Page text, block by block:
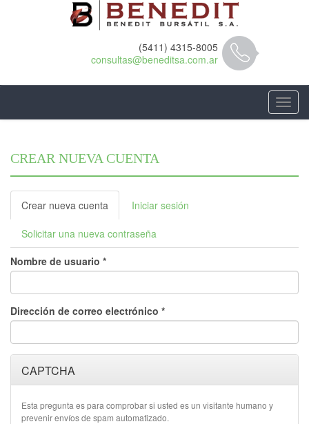
(5411) 4315-8005
consultas@beneditsa.com.ar
CREAR NUEVA CUENTA
principales
Crear nueva cuenta (solapa
activa)
Iniciar sesión
Solicitar una nueva contraseña
Nombre de usuario *
Dirección de correo electrónico *
CAPTCHA
Esta pregunta es para comprobar si usted es un visitante humano y
prevenir envíos de spam automatizado.